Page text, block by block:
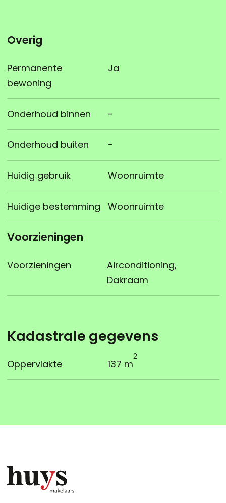
Overig
Permanente
bewoning
Ja
Onderhoud binnen -
Onderhoud buiten -
Huidig gebruik Woonruimte
Huidige bestemming Woonruimte
Voorzieningen
Voorzieningen
Airconditioning,
Dakraam
Kadastrale gegevens
Oppervlakte 137 m
2